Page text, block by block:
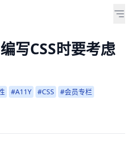
写CSS时要考虑
#A11Y #CSS #会员专栏